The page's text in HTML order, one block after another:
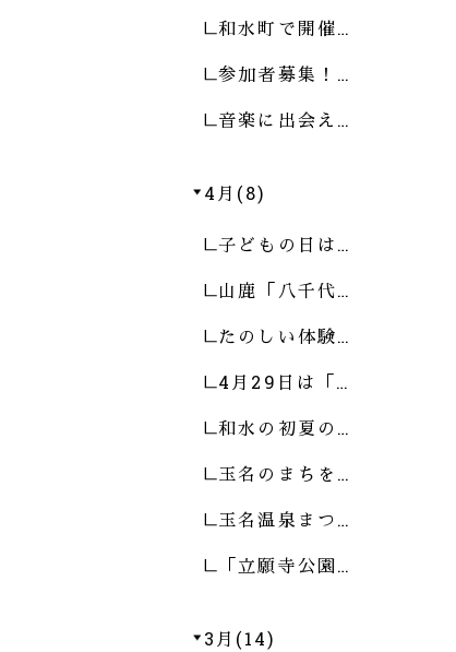
和水町で開催…
参加者募集！…
音楽に出会え…
4月(8)
子どもの日は…
山鹿「八千代…
たのしい体験…
4月29日は「…
和水の初夏の…
玉名のまちを…
玉名温泉まつ…
「立願寺公園…
3月(14)